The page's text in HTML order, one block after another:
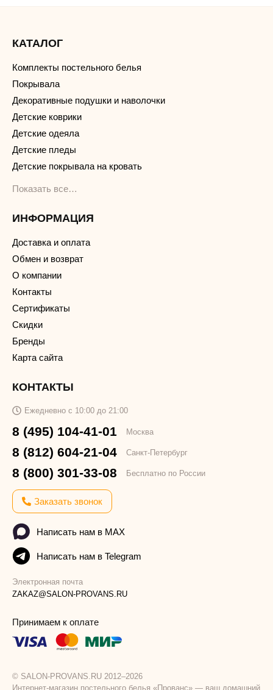
КАТАЛОГ
Комплекты постельного белья
Покрывала
Декоративные подушки и наволочки
Детские коврики
Детские одеяла
Детские пледы
Детские покрывала на кровать
Показать все…
ИНФОРМАЦИЯ
Доставка и оплата
Обмен и возврат
О компании
Контакты
Сертификаты
Скидки
Бренды
Карта сайта
КОНТАКТЫ
Ежедневно с 10:00 до 21:00
8 (495) 104-41-01 Москва
8 (812) 604-21-04 Санкт-Петербург
8 (800) 301-33-08 Бесплатно по России
Заказать звонок
Написать нам в MAX
Написать нам в Telegram
Электронная почта
ZAKAZ@SALON-PROVANS.RU
Принимаем к оплате
© SALON-PROVANS.RU 2012–2026
Интернет-магазин постельного белья «Прованс» — ваш домашний